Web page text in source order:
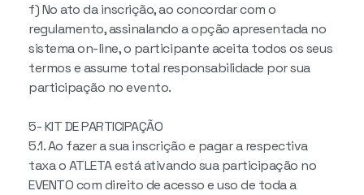
f) No ato da inscrição, ao concordar com o
regulamento, assinalando a opção apresentada no
sistema on-line, o participante aceita todos os seus
termos e assume total responsabilidade por sua
participação no evento.
5- KIT DE PARTICIPAÇÃO
5.1. Ao fazer a sua inscrição e pagar a respectiva
taxa o ATLETA está ativando sua participação no
EVENTO com direito de acesso e uso de toda a